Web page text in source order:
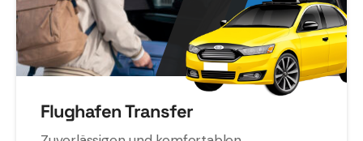
Flughafen Transfer